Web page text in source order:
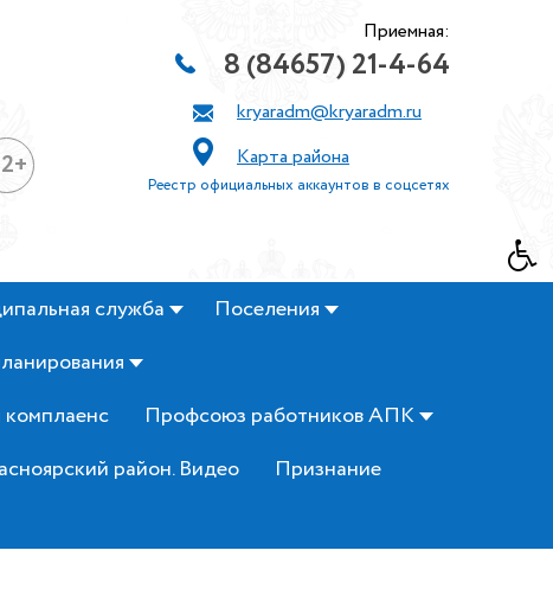
Приемная:
8 (84657) 21-4-64
kryaradm@kryaradm.ru
Карта района
Реестр официальных аккаунтов в соцсетях
служба
Поселения
Профсоюз работников АПК
район. Видео
Признание